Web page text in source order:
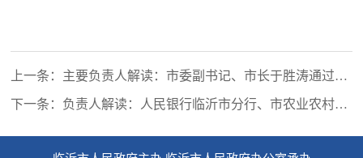
上一条：主要负责人解读：市委副书记、市长于胜涛通过新
划纲要》
下一条：负责人解读：人民银行临沂市分行、市农业农村
过新闻发布会解读《临沂市金融“五篇大文章”高质量发展实
施方案》